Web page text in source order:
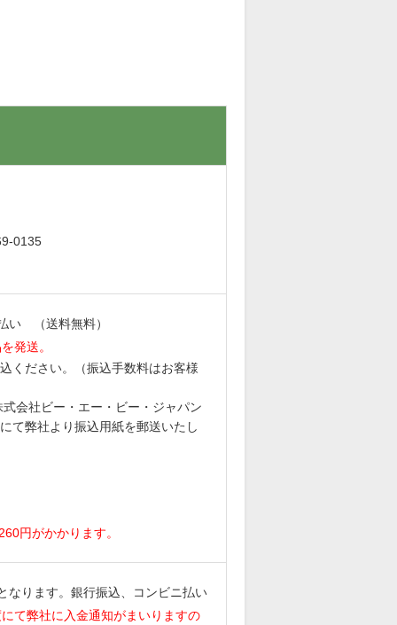
0135
い （送料無料）
発送。
ください。（振込手数料はお客様
社ビー・エー・ビー・ジャパン
て弊社より振込用紙を郵送いたし
円がかかります。
なります。銀行振込、コンビニ払い
て弊社に入金通知がまいりますの